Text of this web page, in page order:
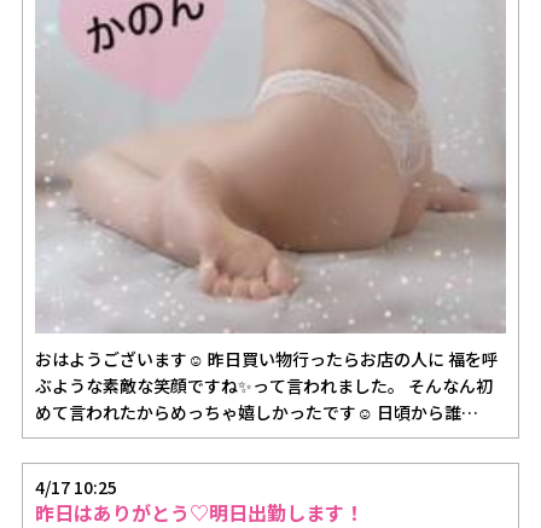
おはようございます☺️ 昨日買い物行ったらお店の人に 福を呼
ぶような素敵な笑顔ですね✨って言われました。 そんなん初
めて言われたからめっちゃ嬉しかったです☺️ 日頃から誰…
4/17 10:25
昨日はありがとう♡明日出勤します！